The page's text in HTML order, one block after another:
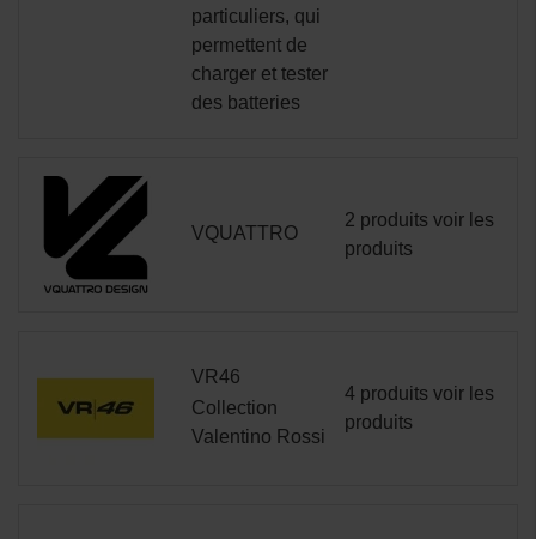
particuliers, qui
permettent de
charger et tester
des batteries
VQUATTRO
2 produits voir les
produits
VR46
Collection
Valentino Rossi
4 produits voir les
produits